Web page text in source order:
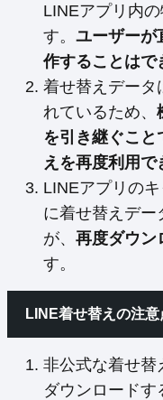
LINEアプリ内
す。 ユーザーが
作することはで
着せ替えデータ
れているため、
を引き継ぐこと
えを再度利用で
LINEアプリの
に着せ替えデー
が、 再度ダウン
す。
LINE着せ替えの注意
非公式な着せ替
ダウンロードす